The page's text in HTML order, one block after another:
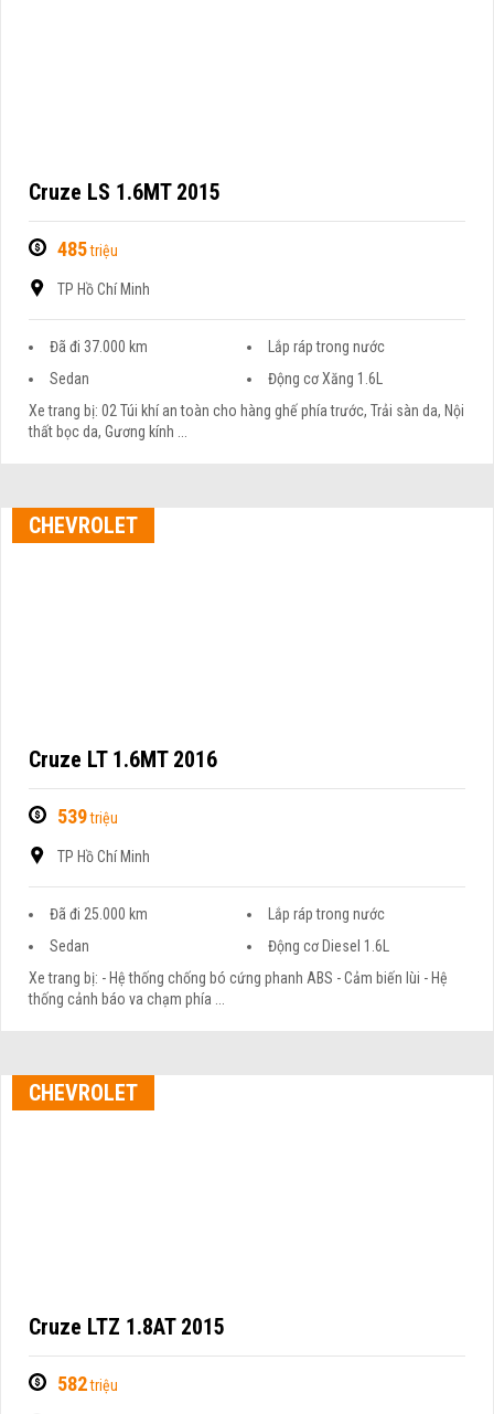
Cruze LS 1.6MT 2015
485triệu
TP Hồ Chí Minh
Đã đi 37.000 km
Lắp ráp trong nước
Sedan
Động cơ Xăng 1.6L
Xe trang bị: 02 Túi khí an toàn cho hàng ghế phía trước, Trải sàn da, Nội
thất bọc da, Gương kính ...
CHEVROLET
Cruze LT 1.6MT 2016
539triệu
TP Hồ Chí Minh
Đã đi 25.000 km
Lắp ráp trong nước
Sedan
Động cơ Diesel 1.6L
Xe trang bị: - Hệ thống chống bó cứng phanh ABS - Cảm biến lùi - Hệ
thống cảnh báo va chạm phía ...
CHEVROLET
Cruze LTZ 1.8AT 2015
582triệu